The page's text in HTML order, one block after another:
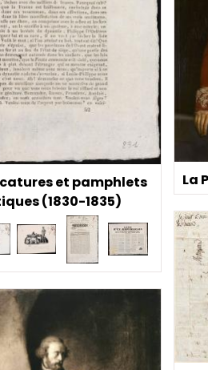
et pamphlets
(1830-1835)
La